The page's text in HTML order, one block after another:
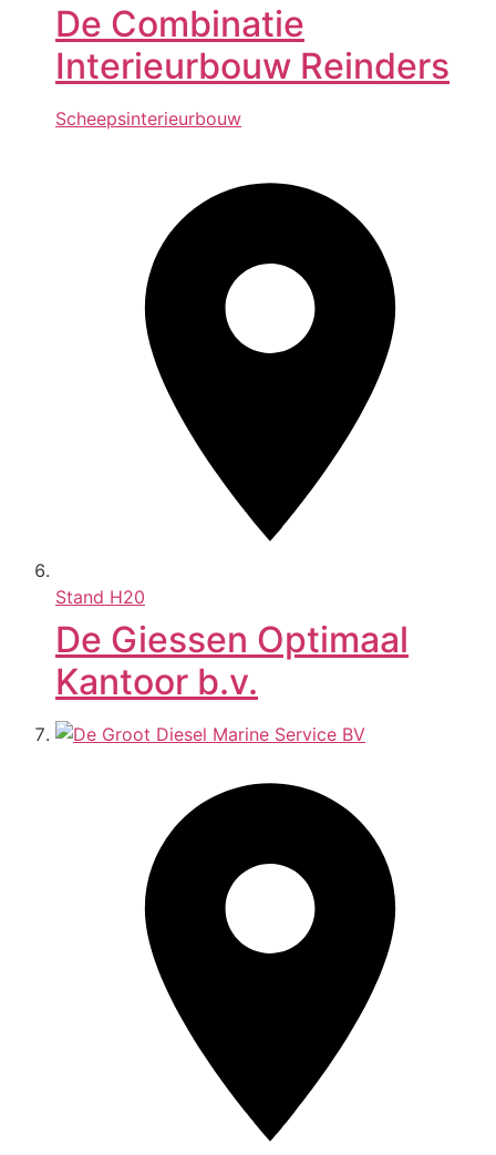
De Combinatie
Interieurbouw Reinders
Scheepsinterieurbouw
Stand H20
De Giessen Optimaal
Kantoor b.v.